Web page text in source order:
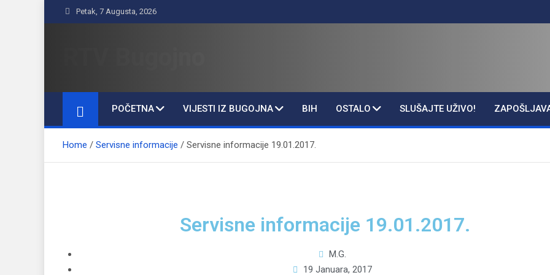
Petak, 7 Augusta, 2026
POČETNA VIJESTI IZ BUGOJNA BIH OSTALO SLUŠAJTE UŽIVO!
Home Servisne informacije Servisne informacije 19.01.2017.
Servisne informacije 19.01.2017.
M.G.
19 Januara, 2017